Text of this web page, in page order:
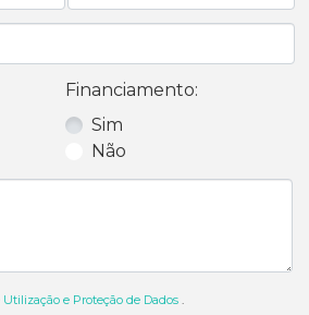
Financiamento:
Sim
Não
Utilização e Proteção de Dados .